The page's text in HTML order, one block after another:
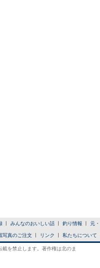
みんなのおいしい話 釣り情報 元
写真のご注文 リンク 私たちについて
を禁止します。著作権は北のま